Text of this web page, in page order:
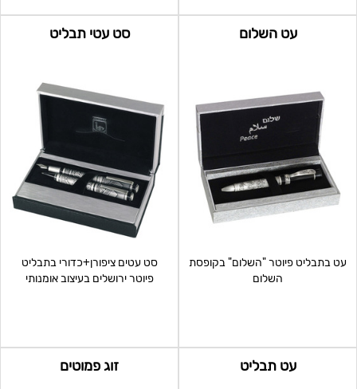
עט השלום
עט בתבליט פיוטר "השלום" בקופסת
השלום
סט עטי תבליט
סט עטים ציפורן+כדורי בתבליט
פיוטר ירושלים בעיצוב אומנותי
עט תבליט זוג פמוטים